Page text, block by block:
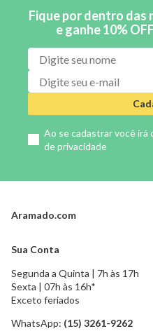
Fique por dentro das
e ganhe 10%
Ao se cadastrar você irá
de privacidade
Aramado.com
Blog Aramado.com
Política de Privacidade
Política de Troca e Devolução
Política de Frete Grátis
Sua Conta
Minha Conta
Meus pedidos
Segunda a Quinta | 7h às 17h
Sexta | 07h às 16h*
Exceto feriados
WhatsApp: (15) 3261-9262